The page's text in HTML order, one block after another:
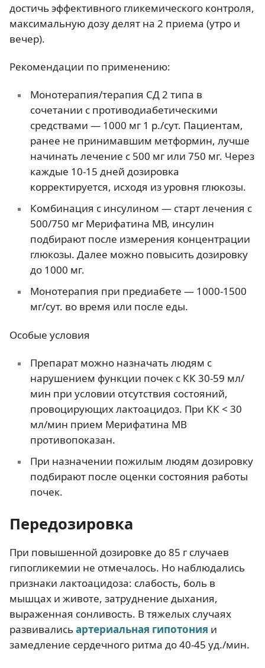
достичь эффективного гликемического контроля,
максимальную дозу делят на 2 приема (утро и
вечер).
Рекомендации по применению:
Монотерапия/терапия СД 2 типа в
сочетании с противодиабетическими
средствами — 1000 мг 1 р./сут. Пациентам,
ранее не принимавшим метформин, лучше
начинать лечение с 500 мг или 750 мг. Через
каждые 10-15 дней дозировка
корректируется, исходя из уровня глюкозы.
Комбинация с инсулином — старт лечения с
500/750 мг Мерифатина МВ, инсулин
подбирают после измерения концентрации
глюкозы. Далее можно повысить дозировку
до 1000 мг.
Монотерапия при предиабете — 1000-1500
мг/сут. во время или после еды.
Особые условия
Препарат можно назначать людям с
нарушением функции почек с КК 30-59 мл/
мин при условии отсутствия состояний,
провоцирующих лактоацидоз. При КК < 30
мл/мин прием Мерифатина МВ
противопоказан.
При назначении пожилым людям дозировку
подбирают после оценки состояния работы
почек.
Передозировка
При повышенной дозировке до 85 г случаев
гипогликемии не отмечалось. Но наблюдались
признаки лактоацидоза: слабость, боль в
мышцах и животе, затруднение дыхания,
выраженная сонливость. В тяжелых случаях
развивалисьартериальная гипотония и
замедление сердечного ритма до 40-45 уд./мин.